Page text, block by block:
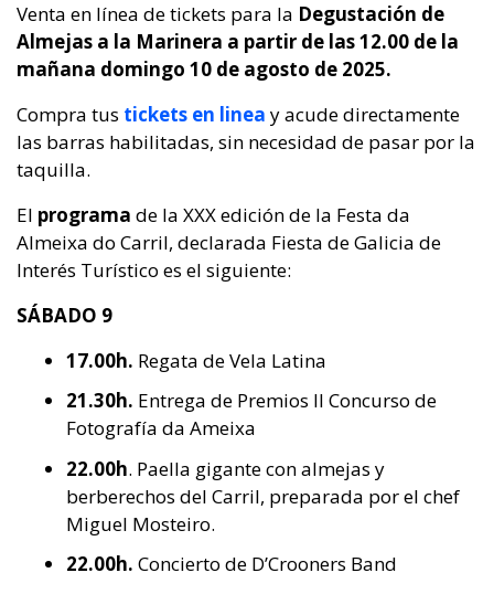
Venta en línea de tickets para la Degustación de
Almejas a la Marinera a partir de las 12.00 de la
mañana domingo 10 de agosto de 2025.
Compra tus tickets en linea y acude directamente
las barras habilitadas, sin necesidad de pasar por la
taquilla.
El programa de la XXX edición de la Festa da
Almeixa do Carril, declarada Fiesta de Galicia de
Interés Turístico es el siguiente:
SÁBADO 9
17.00h. Regata de Vela Latina
21.30h. Entrega de Premios II Concurso de
Fotografía da Ameixa
22.00h. Paella gigante con almejas y
berberechos del Carril, preparada por el chef
Miguel Mosteiro.
22.00h. Concierto de D’Crooners Band